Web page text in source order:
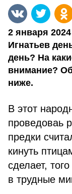
2 января
Игнатьев
день? На
внимание?
ниже.
В этот
проведоваь
предки
кинуть
сделает,
в трудные